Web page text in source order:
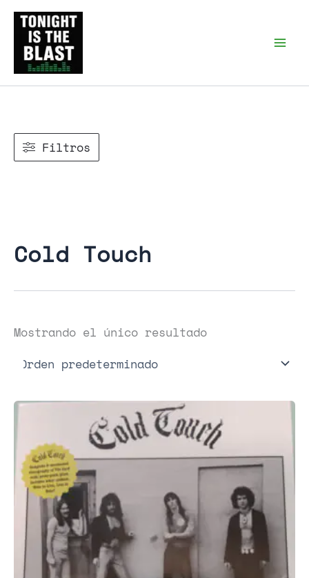
contenido
Filtros
Cold Touch
Mostrando el único resultado